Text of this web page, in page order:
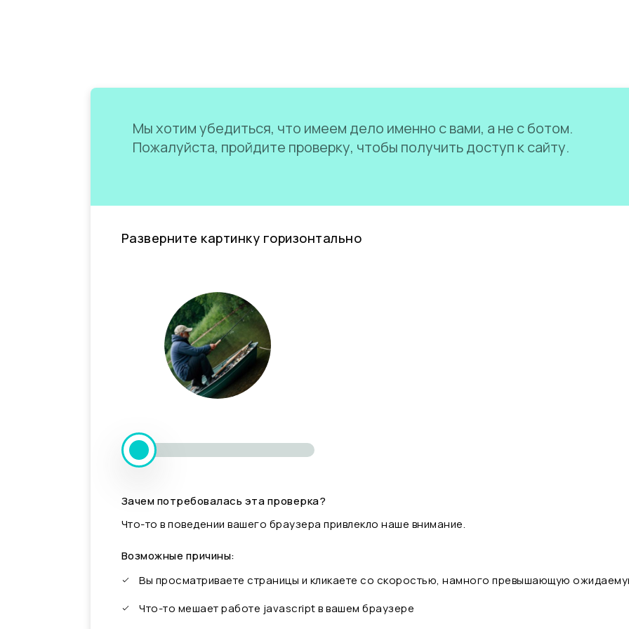
Мы хотим убедиться, что имеем дело именно с вами, а не с ботом.
Пожалуйста, пройдите проверку, чтобы получить доступ к сайту.
Разверните картинку горизонтально
Зачем потребовалась эта проверка?
Что-то в поведении вашего браузера привлекло наше внимание.
Возможные причины:
Вы просматриваете страницы и кликаете со скоростью, намного превышающую
Что-то мешает работе javascript в вашем браузере